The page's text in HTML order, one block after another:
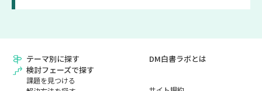
テーマ別に探す
検討フェーズで探す
課題を見つける
DM白書ラボとは